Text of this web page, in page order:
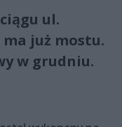
ul.
już mostu.
w grudniu.